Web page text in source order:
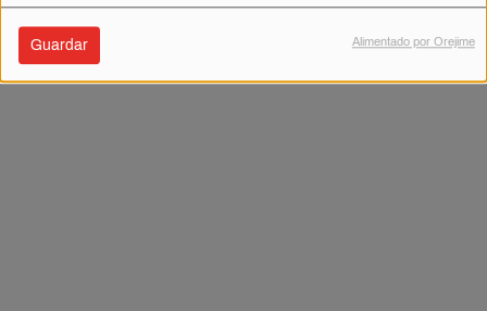
Guardar Alimentado por Orejime
.